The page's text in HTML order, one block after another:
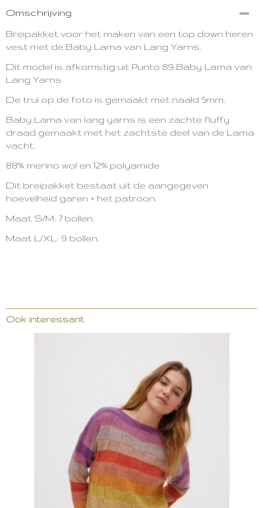
Omschrijving
Breipakket voor het maken van een top down heren
vest met de Baby Lama van Lang Yarns.
Dit model is afkomstig uit Punto 89 Baby Lama van
Lang Yarns
De trui op de foto is gemaakt met naald 5mm.
Baby Lama van lang yarns is een zachte fluffy
draad gemaakt met het zachtste deel van de Lama
vacht.
88% merino wol en 12% polyamide
Dit breipakket bestaat uit de aangegeven
hoevelheid garen + het patroon.
Maat S/M: 7 bollen.
Maat L/XL: 9 bollen.
Ook interessant